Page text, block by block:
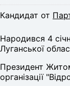
Кандидат от
Народився 4
Луганської
Президент
організації